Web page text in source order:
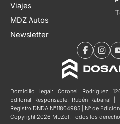
Viajes
MDZ Autos
Newsletter
Domicilio legal: Coronel Rodríguez
Editorial Responsable: Rubén Rabanal |
Registro DNDA N°11804985 | Nº de
Copyright 2026 MDZol. Todos los